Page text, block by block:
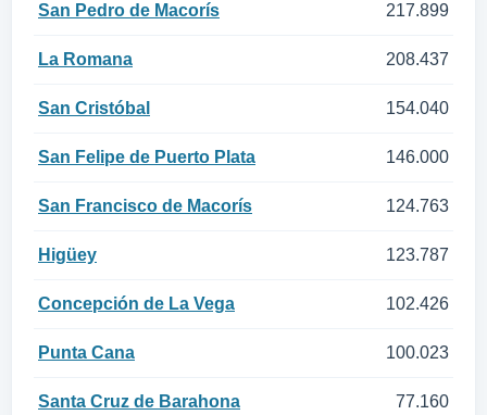
San Pedro de Macorís 217.899
La Romana 208.437
San Cristóbal 154.040
San Felipe de Puerto Plata 146.000
San Francisco de Macorís 124.763
Higüey 123.787
Concepción de La Vega 102.426
Punta Cana 100.023
Santa Cruz de Barahona 77.160